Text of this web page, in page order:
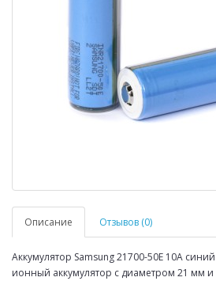
Описание Отзывов (0)
Аккумулятор Samsung 21700-50E 10A
ионный аккумулятор с диаметром 21 мм